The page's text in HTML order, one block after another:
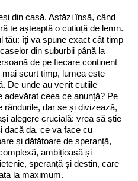
din casă. Astăzi însă, când
te așteaptă o cutiuță de lemn.
tău: îți va spune exact cât timp
din suburbii până la
de pe fiecare continent
scurt timp, lumea este
De unde au venit cutiile
ceea ce anunță? Pe
rândurile, dar se și divizează,
alegere crucială: vrea să știe
dacă da, ce va face cu
și dătătoare de speranță,
ambițioasă și
speranță și destin, care
la maximum.